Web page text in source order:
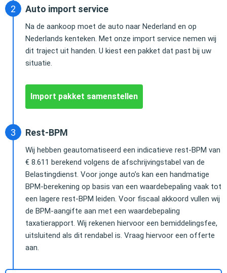
Auto import service
Na de aankoop moet de auto naar Nederland en op
Nederlands kenteken. Met onze import service nemen wij
dit traject uit handen. U kiest een pakket dat past bij uw
situatie.
Import pakket samenstellen
Rest-BPM
Wij hebben geautomatiseerd een indicatieve rest-BPM van
€ 8.611 berekend volgens de afschrijvingstabel van de
Belastingdienst. Voor jonge auto’s kan een handmatige
BPM-berekening op basis van een waardebepaling vaak tot
een lagere rest-BPM leiden. Voor fiscaal akkoord vullen wij
de BPM-aangifte aan met een waardebepaling
taxatierapport. Wij rekenen hiervoor een bemiddelingsfee,
uitsluitend als dit rendabel is. Vraag hiervoor een offerte
aan.